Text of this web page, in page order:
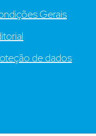
Gerais
de dados